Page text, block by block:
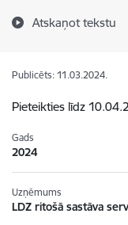
Atskaņot tekstu
Publicēts: 11.03.2024.
Pieteikties līdz
Gads
2024
Uzņēmums
LDZ ritošā sastāva